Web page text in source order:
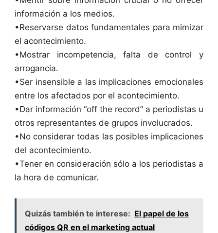
información a los medios.
•Reservarse datos fundamentales para mimizar
el acontecimiento.
•Mostrar incompetencia, falta de control y
arrogancia.
•Ser insensible a las implicaciones emocionales
entre los afectados por el acontecimiento.
•Dar información “off the record” a periodistas u
otros representantes de grupos involucrados.
•No considerar todas las posibles implicaciones
del acontecimiento.
•Tener en consideración sólo a los periodistas a
la hora de comunicar.
Quizás también te interese: El papel de los
códigos QR en el marketing actual